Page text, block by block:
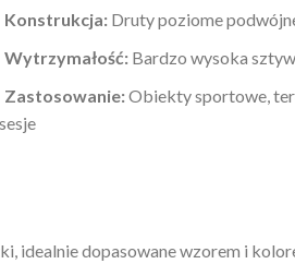
Konstrukcja:Druty poziome
Wytrzymałość:Bardzo wysoka
Zastosowanie:Obiekty sportowe,
idealnie dopasowane wzorem i